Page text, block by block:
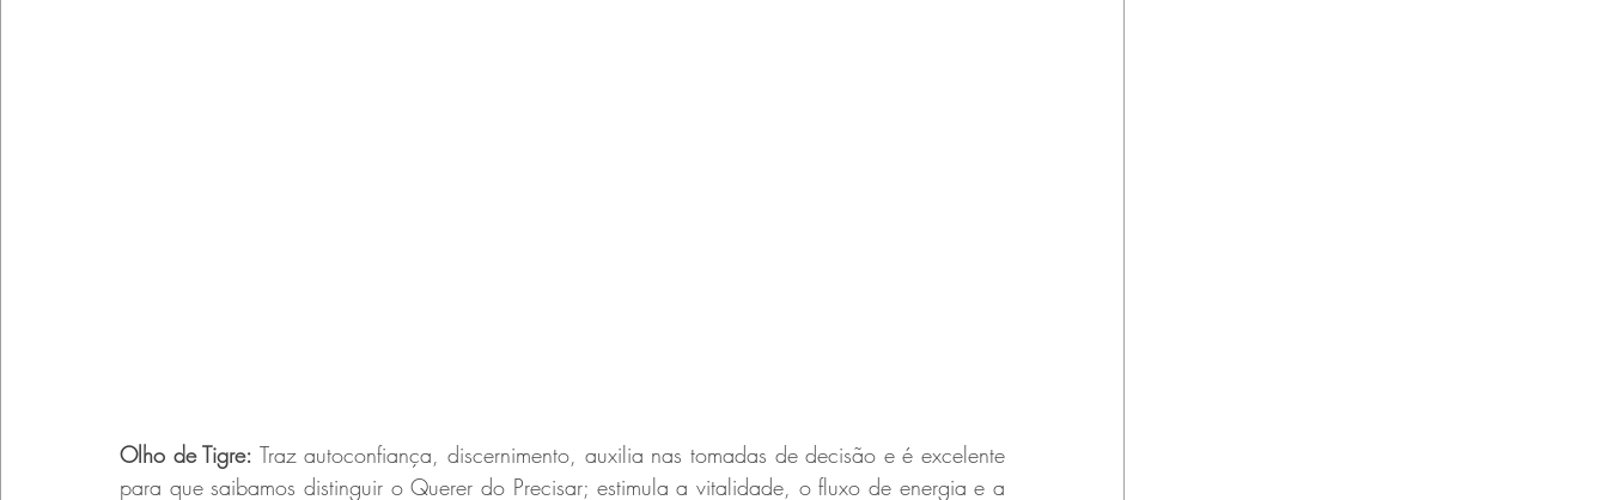
Olho de Tigre: Traz autoconfiança, discernimento, auxilia nas tomadas de decisão e é excelente
para que saibamos distinguir o Querer do Precisar; estimula a vitalidade, o fluxo de energia e a